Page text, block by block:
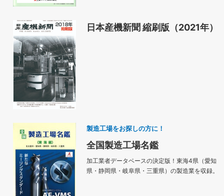
日本産機新聞 縮刷版（2021年）
製造工場をお探しの方に！
全国製造工場名鑑
加工業者データベースの決定版！東海4県（愛知
県・静岡県・岐阜県・三重県）の製造業を収録。